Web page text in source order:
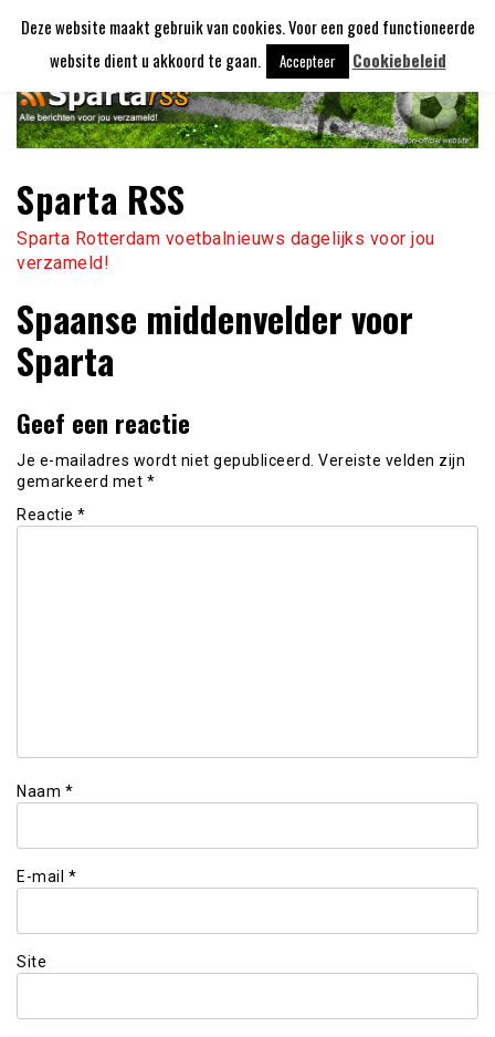
naar
Sparta RSS
Sparta Rotterdam voetbalnieuws dagelijks voor jou
verzameld!
Spaanse middenvelder voor
Sparta
Geef een reactie
Je e-mailadres wordt niet gepubliceerd. Vereiste velden zijn
gemarkeerd met *
Reactie *
Naam *
E-mail *
Site
Deze website maakt gebruik van cookies. Voor een goed functioneerde
website dient u akkoord te gaan.
Accepteer Cookiebeleid